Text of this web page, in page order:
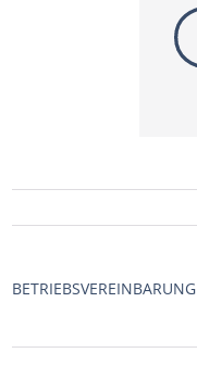
BETRIEBSVEREINBARUNG